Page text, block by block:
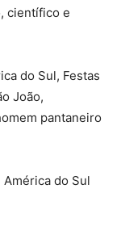
científico e
do Sul, Festas
João,
pantaneiro
do Sul